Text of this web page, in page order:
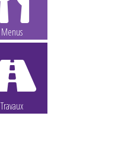
Menus
Travaux